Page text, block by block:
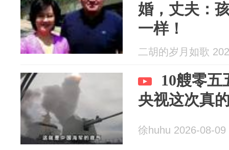
婚，丈夫：
一样！
二胡的岁月如歌
10艘零五
央视这次真
徐huhu 2026-08-09